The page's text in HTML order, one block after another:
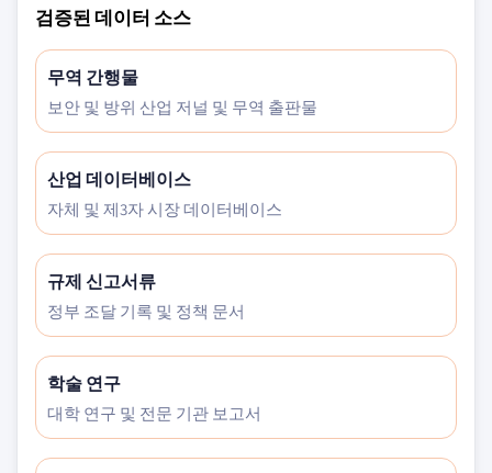
검증된 데이터 소스
무역 간행물
보안 및 방위 산업 저널 및 무역 출판물
산업 데이터베이스
자체 및 제3자 시장 데이터베이스
규제 신고서류
정부 조달 기록 및 정책 문서
학술 연구
대학 연구 및 전문 기관 보고서